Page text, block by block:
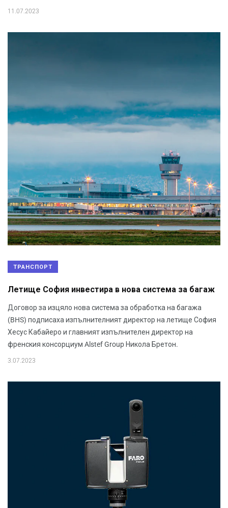
11.07.2023
ТРАНСПОРТ
Летище София инвестира в нова система за багаж
Договор за изцяло нова система за обработка на багажа
(BHS) подписаха изпълнителният директор на летище София
Хесус Кабайеро и главният изпълнителен директор на
френския консорциум Alstef Group Никола Бретон.
3.07.2023